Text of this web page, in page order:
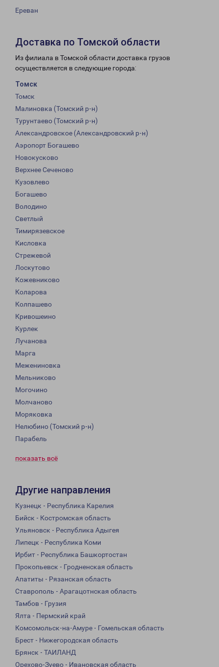
Ереван
Доставка по Томской области
Из филиала в Томской области доставка грузов
осуществляется в следующие города:
Томск
Томск
Малиновка (Томский р-н)
Турунтаево (Томский р-н)
Александровское (Александровский р-н)
Аэропорт Богашево
Новокусково
Верхнее Сеченово
Кузовлево
Богашево
Володино
Светлый
Тимирязевское
Кисловка
Стрежевой
Лоскутово
Кожевниково
Коларова
Колпашево
Кривошеино
Курлек
Лучанова
Марга
Межениновка
Мельниково
Могочино
Молчаново
Моряковка
Нелюбино (Томский р-н)
Парабель
показать всё
Другие направления
Кузнецк - Республика Карелия
Бийск - Костромская область
Ульяновск - Республика Адыгея
Липецк - Республика Коми
Ирбит - Республика Башкортостан
Прокопьевск - Гродненская область
Апатиты - Рязанская область
Ставрополь - Арагацотнская область
Тамбов - Грузия
Ялта - Пермский край
Комсомольск-на-Амуре - Гомельская область
Брест - Нижегородская область
Брянск - ТАИЛАНД
Орехово-Зуево - Ивановская область